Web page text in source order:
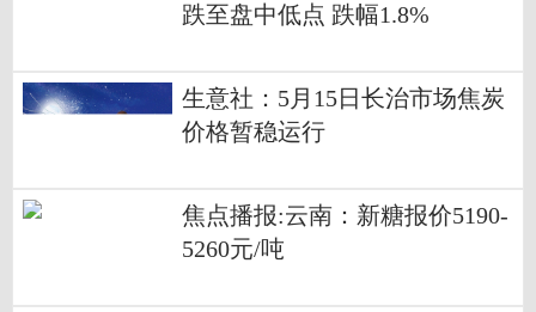
跌至盘中低点 跌幅1.8%
生意社：5月15日长治市场焦炭
价格暂稳运行
焦点播报:云南：新糖报价5190-
5260元/吨